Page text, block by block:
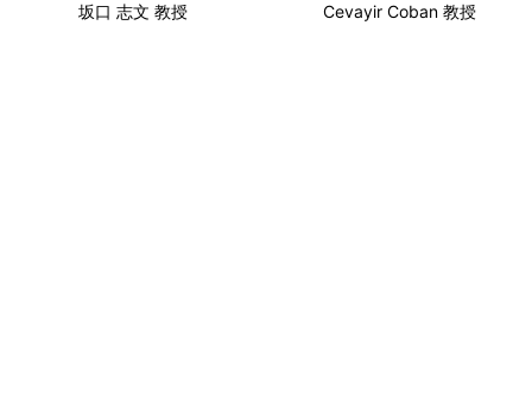
坂口 志文 教授 Cevayir Coban 教授